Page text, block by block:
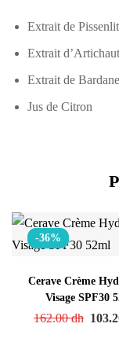
Extrait de Pissenlit
Extrait d’Artichaut
Extrait de Bardane
Jus de Citron
-36%
Cerave Crème
Visage SPF30
162.00dh